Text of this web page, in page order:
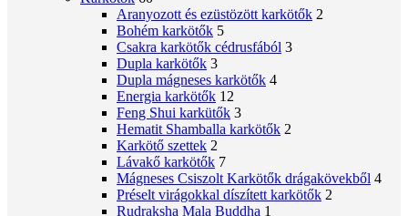
Aranyozott és ezüstözött karkötők 2
Bohém karkötők 5
Csakra karkötők cédrusfából 3
Dupla karkötők 3
Dupla mágneses karkötők 4
Energia karkötők 12
Feng Shui karkütők 3
Hematit Shamballa karkötők 2
Karkötő szettek 2
Lávakő karkötők 7
Mágneses Csiszolt Karkötők drágakövekből 4
Préselt virágokkal díszített karkötők 2
Rudraksha Mala Buddha 1